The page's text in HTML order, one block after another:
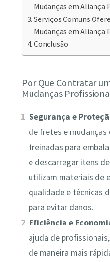
Mudanças em Aliança
Serviços Comuns
Mudanças em Aliança
Conclusão
Por Que Contratar
Mudanças
Segurança e
de fretes e mudanças
treinadas para
e descarregar itens
utilizam materiais de
qualidade e técnicas
para evitar danos.
Eficiência e
ajuda de
de maneira mais